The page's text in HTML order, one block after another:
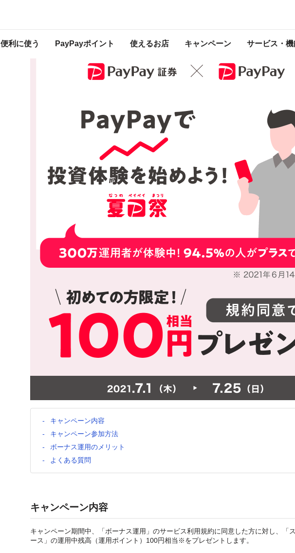
便利に使う PayPayポイント 使えるお店 キャンペーン サービス・
ります。
キャンペーン内容
キャンペーン参加方法
ボーナス運用のメリット
よくある質問
キャンペーン内容
キャンペーン期間中、「ボーナス運用」のサービス利用規約に同意した方に対し、「
ース」の運用中残高（運用ポイント）100円相当※をプレゼントします。